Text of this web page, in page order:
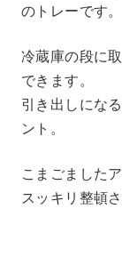
のトレーです。
冷蔵庫の段に
できます。
引き出しにな
ント。
こまごました
スッキリ整頓